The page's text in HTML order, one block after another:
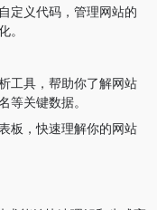
定义代码，管理网站的
。
工具，帮助你了解网站
等关键数据。
板，快速理解你的网站